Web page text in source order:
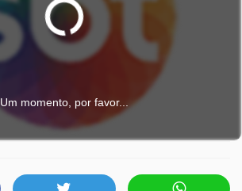
Um momento, por favor...